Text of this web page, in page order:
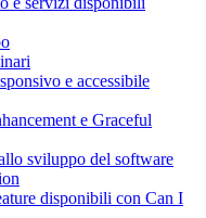
e accessibile
e Graceful
sviluppo del software
disponibili con Can I